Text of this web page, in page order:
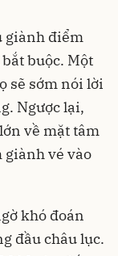
giành điểm
buộc. Một
sẽ sớm nói lời
Ngược lại,
về mặt tâm
giành vé vào
khó đoán
đầu châu lục.